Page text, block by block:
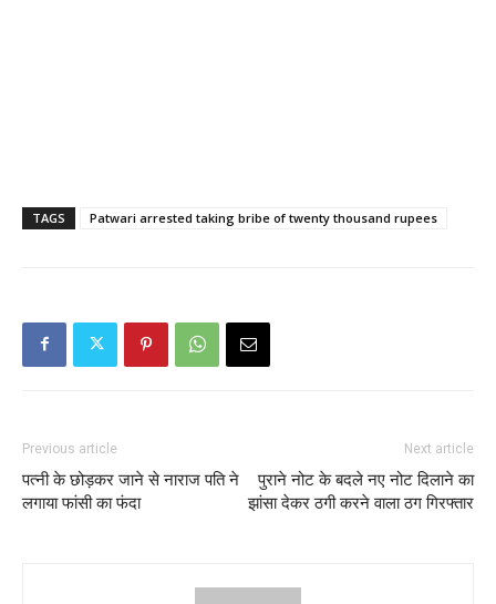
TAGS Patwari arrested taking bribe of twenty thousand rupees
Previous article
पत्नी के छोड़कर जाने से नाराज पति ने
लगाया फांसी का फंदा
Next article
पुराने नोट के बदले नए नोट दिलाने का
झांसा देकर ठगी करने वाला ठग गिरफ्तार